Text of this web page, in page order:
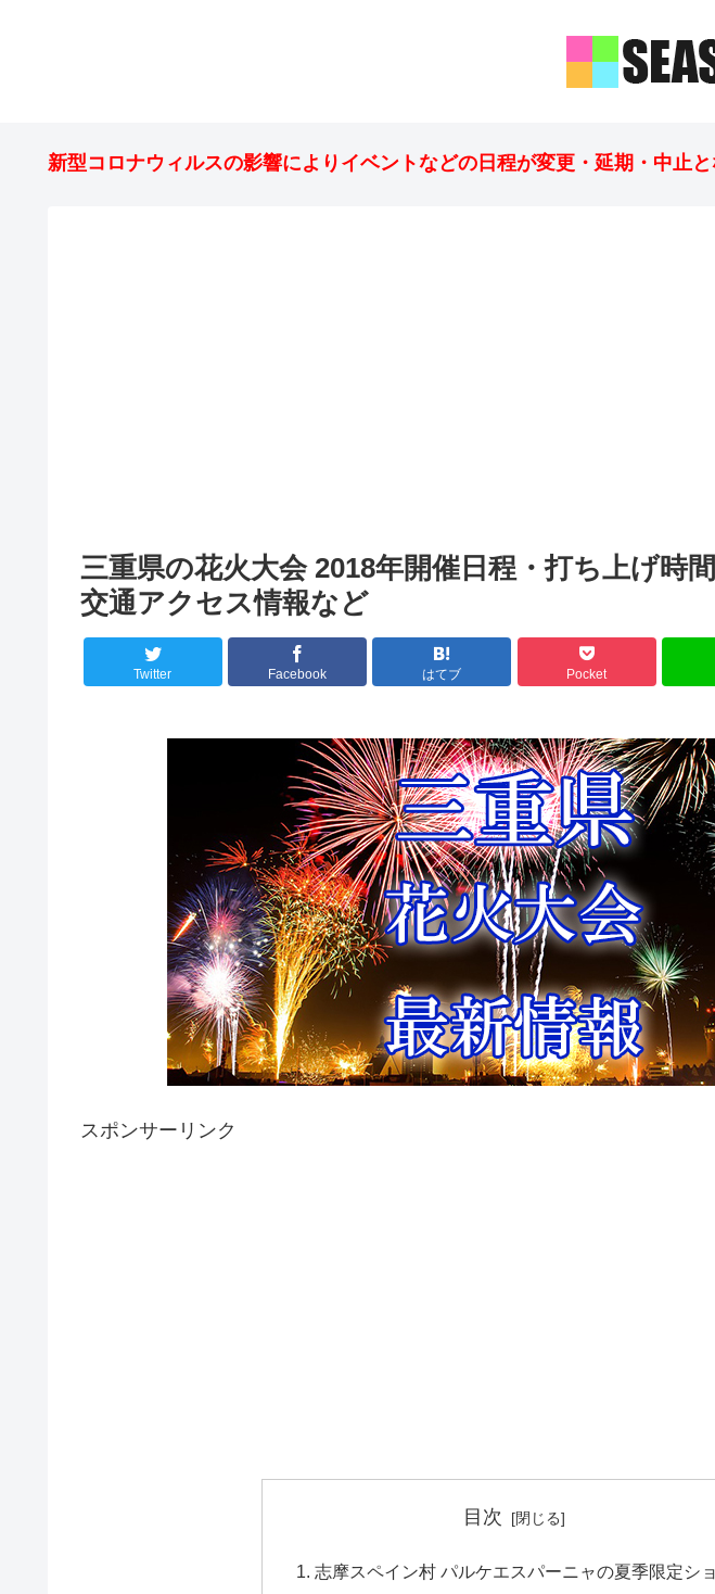
新型コロナウィルスの影響によりイベントなどの日程が変更・延期・中止
三重県の花火大会 2018年開催日程・打ち上げ
交通アクセス情報など
Twitter Facebook はてブ Pocket
スポンサーリンク
目次
志摩スペイン村 パルケエスパーニャの夏季限定シ